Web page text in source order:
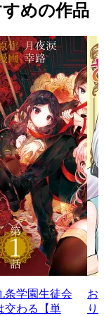
めの作品
条学園生徒会
交わる【単
お
り